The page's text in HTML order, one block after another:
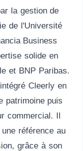
la gestion de
de l'Université
Business
solide en
et BNP Paribas.
Cleerly en
patrimoine puis
commercial. Il
référence au
grâce à son